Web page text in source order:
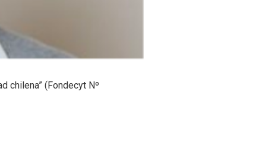
chilena” (Fondecyt Nº